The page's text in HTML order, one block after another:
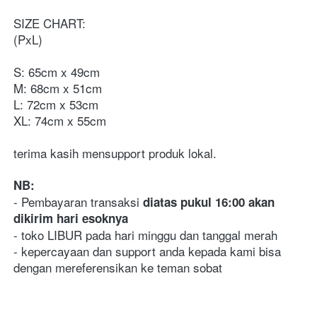
SIZE CHART:
(PxL)
S: 65cm x 49cm
M: 68cm x 51cm
L: 72cm x 53cm
XL: 74cm x 55cm
terima kasih mensupport produk lokal.
NB:
- Pembayaran transaksi diatas pukul 16:00 akan
dikirim hari esoknya
- toko LIBUR pada hari minggu dan tanggal merah
- kepercayaan dan support anda kepada kami bisa
dengan mereferensikan ke teman sobat